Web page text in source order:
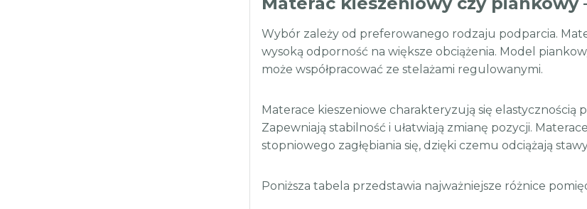
Wybór zależy od preferowanego rodzaju podparcia.
wysoką odporność na większe obciążenia. Model
może współpracować ze stelażami regulowanymi.
Materace kieszeniowe charakteryzują się elastycznością
Zapewniają stabilność i ułatwiają zmianę pozycji.
stopniowego zagłębiania się, dzięki czemu odciążają
Poniższa tabela przedstawia najważniejsze różnice